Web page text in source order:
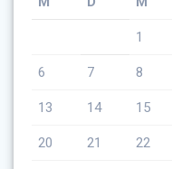
1
6 7 8
13 14 15
20 21 22